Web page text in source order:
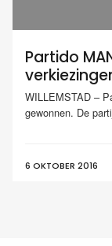
Partido
WILLEMSTAD –
gewonnen. De
6 OKTOBER 2016